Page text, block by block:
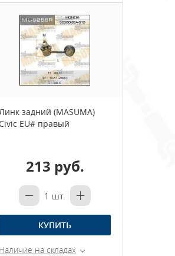
задний (MASUMA)
Civic EU# правый
213 руб.
1 шт.
КУПИТЬ
Наличие на складах